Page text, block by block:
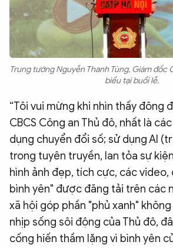
Trung tướng Nguyễn Thanh Tùng, Giám đốc
biểu tại buổi lễ.
“Tôi vui mừng khi nhìn thấy đông
CBCS Công an Thủ đô, nhất là
dụng chuyển đổi số; sử dụng AI
trong tuyên truyền, lan tỏa sự
hình ảnh đẹp, tích cực, các
bình yên" được đăng tải trên các
xã hội góp phần "phủ xanh"
nhịp sống sôi động của Thủ đô,
cống hiến thầm lặng vì bình yên